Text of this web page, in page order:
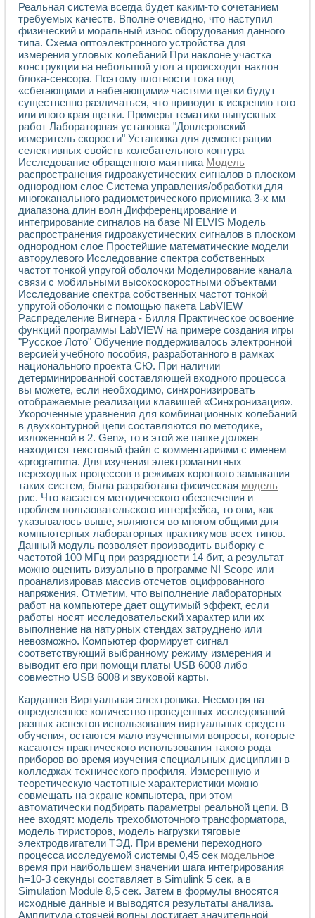
Исследование кинетики зарождения и развития
Лабораторный электрический импедансный томограф на
Микрозондовая система для характеризации
Метод траекторий в исследовании
Промышленная автоматизация
Автоматизация технологических процессов получения
Использование систем технического зрения для контроля
Исследование электромагнитных переходных процессов
Применение LabVIEW при разработке обучающих
Разработка виртуальных тренажеров путем
Система блокировок, сигнализации и защиты ускорителя
Система сбора данных и управления процессом
Управление температурой газовой среды специальной
Разработка программного обеспечения с
Использование технологий NATIONAL INSTRUMENTS
Оборудование для промышленной термотрансферной
Автоматизация реометрических исследований на базе
Применение измерителя иммитанса для исследова¬ния
Исследование электромагнитных переходных процессов
Стенд для исследования электрических переходных
Автоматизация контроля сварных швов на базе
Измерительный контроль с применением
Моделирование надежности и эффективности систем
Лабораторные практикумы и учебные стенды
Автоматизация лабораторного стенда по измерению
Автоматизированные лабораторные комплексы для
Виртуальный прибор для исследования нелинейных
Использование виртуальных приборов в процесе
Использование программ ELECTRONICS WORKBENCH-
Лабораторный практикум по дисциплине «Цифровые
Лабораторный практикум по ИНС на основе LabVIEW
Лабораторный практикум по основам теории коммутации
Опыт использования NI LabVIEW для создания
Применение LabVIEW для исследования течения в
Создание виртуальной работы «Изучение магнитных
Обратный маятник
Устройство для изучения основ интерфейсов обмена по
Лабораторный практикум: изучение адиабатического
Стенд для исследования электрических переходных
Система статистической обработки результатов
Автоматизация лазерно-плазменных измерений с
Модельно-измерительный комплекс. Назначение. Состав.
Использование технологий NATIONAL INSTRUMENTS
Учебный практикум "Спектральный и корреляционный
Учебный стенд для исследования принципа действия
Оборудование и программное обеспечение учебных
Виртуальный лабораторный практикум для изучения
Управление роботом ТУР-10 средствами LabVIEW
Аппаратно-программный комплекс для исследования
Автоматизированный дистанционный лабораторный
Исследование возможности реставрации одномерных
Разработка модификаций алгоритма полигармонической
Учебный стенд для исследования принципа действия
Виртуальная система поддержки принимаемых решений в
Преемственность дисциплин «Моделирование систем» и
Универсальный стенд для исследования электрических
Лабораторные практикумы по информационно-
Виртуальный измеритель частотных характеристик на
Лабораторный практикум по основам теории Коммутации
Разработка виртуальной лабораторной работы
Виртуальные практикумы по электротехнике в среде
Из опыта внедрения в рамках национального проекта
Исследование эффективности решателей
Опыт разработки LabVIEW лабораторных практикумов
Проблемы повышения качества образования и
Развитие LabVIEW лабораторного практикума по
Разработка виртуальной лаборатории по электротехнике
Реальная система всегда будет каким-то сочетанием
требуемых качеств. Вполне очевидно, что наступил
физический и моральный износ оборудования данного
типа. Схема оптоэлектронного устройства для
измерения угловых колебаний При наклоне участка
конструкции на небольшой угол а происходит наклон
блока-сенсора. Поэтому плотности тока под
«сбегающими и набегающими» частями щетки будут
существенно различаться, что приводит к искрению того
или иного края щетки. Примеры тематики выпускных
работ Лабораторная установка "Доплеровский
измеритель скорости" Установка для демонстрации
селективных свойств колебательного контура
Исследование обращенного маятника Модель
распространения гидроакустических сигналов в плоском
однородном слое Система управления/обработки для
многоканального радиометрического приемника 3-х мм
диапазона длин волн Дифференцирование и
интегрирование сигналов на базе Nl ELVIS Модель
распространения гидроакустических сигналов в плоском
однородном слое Простейшие математические модели
авторулевого Исследование спектра собственных
частот тонкой упругой оболочки Моделирование канала
связи с мобильными высокоскоростными объектами
Исследование спектра собственных частот тонкой
упругой оболочки с помощью пакета LabVIEW
Распределение Вигнера - Билля Практическое освоение
функций программы LabVIEW на примере создания игры
"Русское Лото" Обучение поддерживалось электронной
версией учебного пособия, разработанного в рамках
национального проекта СЮ. При наличии
детерминированной составляющей входного процесса
вы можете, если необходимо, синхронизировать
отображаемые реализации клавишей «Синхронизация».
Укороченные уравнения для комбинационных колебаний
в двухконтурной цепи составляются по методике,
изложенной в 2. Gen», то в этой же папке должен
находится текстовый файл с комментариями с именем
«programma. Для изучения электромагнитных
переходных процессов в режимах короткого замыкания
таких систем, была разработана физическая модель
рис. Что касается методического обеспечения и
проблем пользовательского интерфейса, то они, как
указывалось выше, являются во многом общими для
компьютерных лабораторных практикумов всех типов.
Данный модуль позволяет производить выборку с
частотой 100 МГц при разрядности 14 бит, а результат
можно оценить визуально в программе NI Scope или
проанализировав массив отсчетов оцифрованного
напряжения. Отметим, что выполнение лабораторных
работ на компьютере дает ощутимый эффект, если
работы носят исследовательский характер или их
выполнение на натурных стендах затруднено или
невозможно. Компьютер формирует сигнал
соответствующий выбранному режиму измерения и
выводит его при помощи платы USB 6008 либо
совместно USB 6008 и звуковой карты.
Кардашев Виртуальная электроника. Несмотря на
определенное количество проведенных исследований
разных аспектов использования виртуальных средств
обучения, остаются мало изученными вопросы, которые
касаются практического использования такого рода
приборов во время изучения специальных дисциплин в
колледжах технического профиля. Измеренную и
теоретическую частотные характеристики можно
совмещать на экране компьютера, при этом
автоматически подбирать параметры реальной цепи. В
нее входят: модель трехобмоточного трансформатора,
модель тиристоров, модель нагрузки тяговые
электродвигатели ТЭД. При времени переходного
процесса исследуемой системы 0,45 сек модельное
время при наибольшем значении шага интегрирования
h=10-3 секунды составляет в Simulink 5 сек, а в
Simulation Module 8,5 сек. Затем в формулы вносятся
исходные данные и выводятся результаты анализа.
Амплитуда стоячей волны достигает значительной